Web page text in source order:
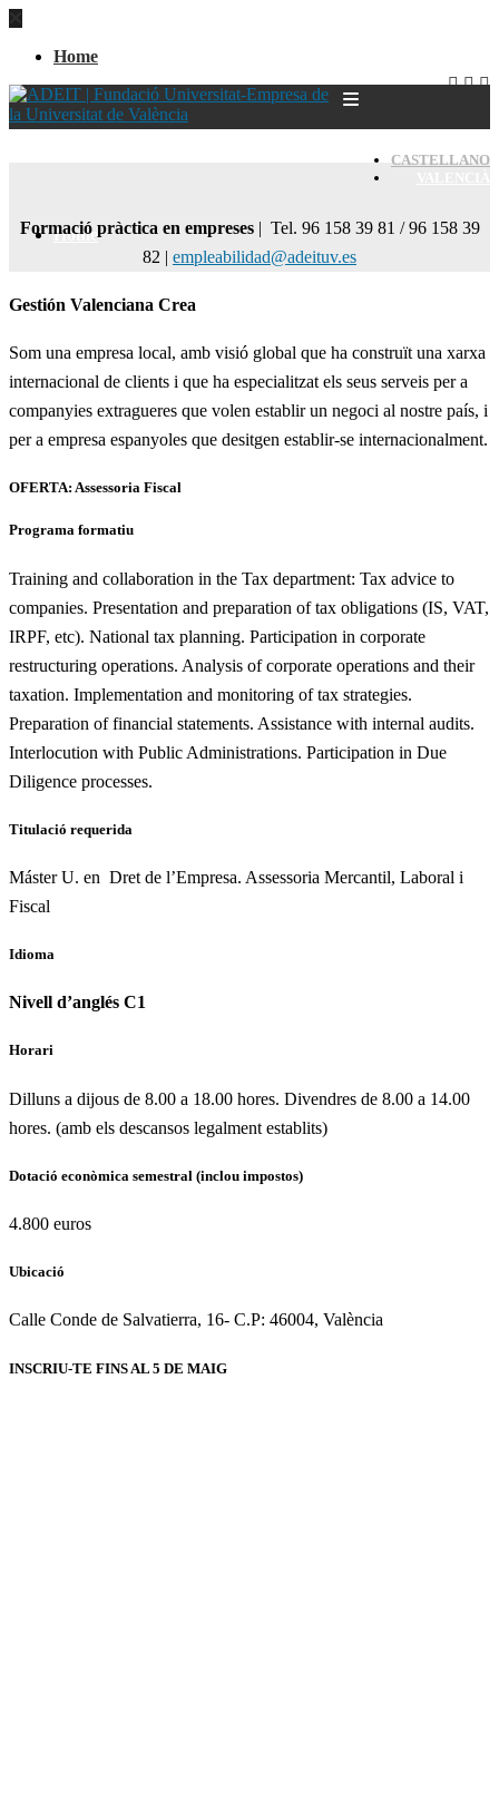
Home
CASTELLANO
Home
Formació pràctica en empreses | Tel. 96 158 39 81 / 96 158 39
82 | empleabilidad@adeituv.es
Gestión Valenciana Crea
Som una empresa local, amb visió global que ha construït una xarxa
internacional de clients i que ha especialitzat els seus serveis per a
companyies extragueres que volen establir un negoci al nostre país, i
per a empresa espanyoles que desitgen establir-se internacionalment.
OFERTA: Assessoria Fiscal
Programa formatiu
Training and collaboration in the Tax department: Tax advice to
companies. Presentation and preparation of tax obligations (IS, VAT,
IRPF, etc). National tax planning. Participation in corporate
restructuring operations. Analysis of corporate operations and their
taxation. Implementation and monitoring of tax strategies.
Preparation of financial statements. Assistance with internal audits.
Interlocution with Public Administrations. Participation in Due
Diligence processes.
Titulació requerida
Máster U. en Dret de l’Empresa. Assessoria Mercantil, Laboral i
Fiscal
Idioma
Nivell d’anglés C1
Horari
Dilluns a dijous de 8.00 a 18.00 hores. Divendres de 8.00 a 14.00
hores. (amb els descansos legalment establits)
Dotació econòmica semestral (inclou impostos)
4.800 euros
Ubicació
Calle Conde de Salvatierra, 16- C.P: 46004, València
INSCRIU-TE FINS AL 5 DE MAIG